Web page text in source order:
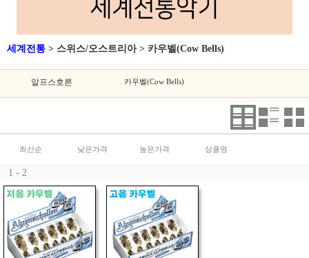
세계전통 > 스위스/오스트리아> 카우벨(Cow Bells)
알프스호른 카우벨(Cow Bells)
최신순 낮은가격 높은가격 상품명
1 - 2